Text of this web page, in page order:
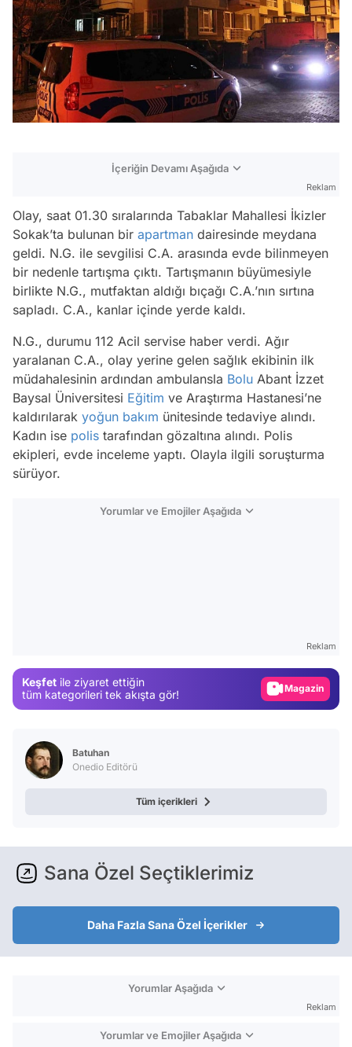
İçeriğin Devamı Aşağıda
Reklam
Olay, saat 01.30 sıralarında Tabaklar Mahallesi İkizler
Sokak’ta bulunan bir apartman dairesinde meydana
geldi. N.G. ile sevgilisi C.A. arasında evde bilinmeyen
bir nedenle tartışma çıktı. Tartışmanın büyümesiyle
birlikte N.G., mutfaktan aldığı bıçağı C.A.’nın sırtına
sapladı. C.A., kanlar içinde yerde kaldı.
N.G., durumu 112 Acil servise haber verdi. Ağır
yaralanan C.A., olay yerine gelen sağlık ekibinin ilk
müdahalesinin ardından ambulansla Bolu Abant İzzet
Baysal Üniversitesi Eğitim ve Araştırma Hastanesi’ne
kaldırılarak yoğun bakım ünitesinde tedaviye alındı.
Kadın ise polis tarafından gözaltına alındı. Polis
ekipleri, evde inceleme yaptı. Olayla ilgili soruşturma
sürüyor.
Yorumlar ve Emojiler Aşağıda
Reklam
Keşfet ile ziyaret ettiğin
tüm kategorileri tek akışta gör!
Magazin
Batuhan
Onedio Editörü
Tüm içerikleri
Sana Özel Seçtiklerimiz
Daha Fazla Sana Özel İçerikler
Yorumlar Aşağıda
Reklam
Yorumlar ve Emojiler Aşağıda